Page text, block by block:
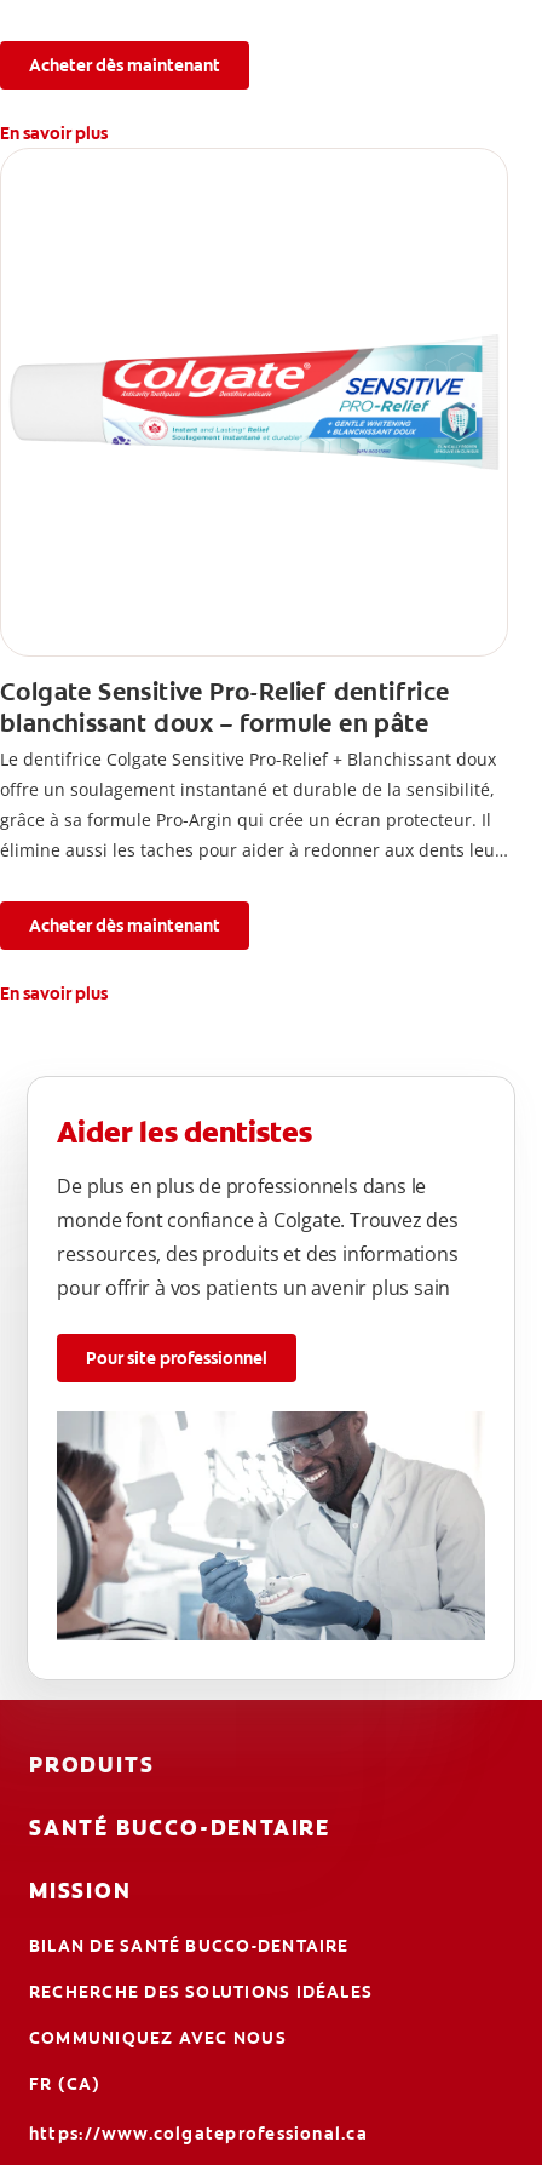
Acheter dès maintenant
En savoir plus
Colgate Sensitive Pro-Relief dentifrice
blanchissant doux – formule en pâte
Le dentifrice Colgate Sensitive Pro-Relief + Blanchissant doux
offre un soulagement instantané et durable de la sensibilité,
grâce à sa formule Pro-Argin qui crée un écran protecteur. Il
élimine aussi les taches pour aider à redonner aux dents leur
connaissez.
Acheter dès maintenant
En savoir plus
Aider les dentistes
De plus en plus de professionnels dans le
monde font confiance à Colgate. Trouvez des
ressources, des produits et des informations
pour offrir à vos patients un avenir plus sain
Pour site professionnel
PRODUITS
SANTÉ BUCCO-DENTAIRE
MISSION
BILAN DE SANTÉ BUCCO-DENTAIRE
RECHERCHE DES SOLUTIONS IDÉALES
COMMUNIQUEZ AVEC NOUS
FR (CA)
https://www.colgateprofessional.ca